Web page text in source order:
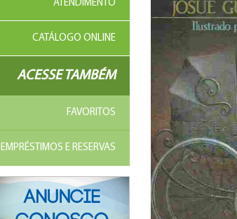
ATENDIMENTO
CATÁLOGO ONLINE
ACESSE TAMBÉM
FAVORITOS
EMPRÉSTIMOS E RESERVAS